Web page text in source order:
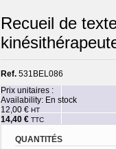
Recueil de
Ref. 531BEL086
Prix unitaires :
Availability: En stock
12,00 € HT
14,40 € TTC
QUANTITÉS